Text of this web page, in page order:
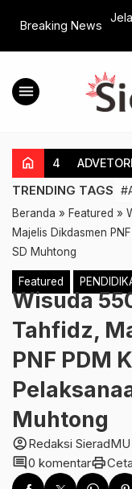
Breaking News
IV Diponegoro :
Sinergi
menu
home 4
TRENDING TAGS
Beranda » Featured »
Majelis Dikdasmen
SD Muhtong
Featured
Wisuda
Tahfidz,
PNF PDM
Muhtong
account_circleRedaksi SieradMU
comment0 komentarprint